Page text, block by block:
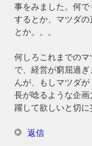
事をみました。何
するとか、マツダ
とか。。。
何しろこれまでの
で、経営が窮屈過
んが、もしマツダ
長が唸るような企
躍して欲しいと切に
返信